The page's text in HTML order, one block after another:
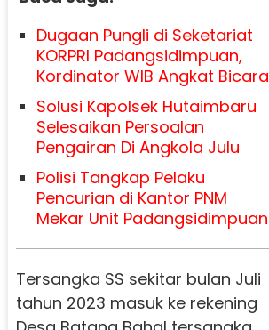
Dugaan Pungli di Seketariat
KORPRI Padangsidimpuan,
Kordinator WIB Angkat Bicara
Solusi Kapolsek Hutaimbaru
Selesaikan Persoalan
Pengairan Di Angkola Julu
Polisi Tangkap Pelaku
Pencurian di Kantor PNM
Mekar Unit Padangsidimpuan
Tersangka SS sekitar bulan Juli
tahun 2023 masuk ke rekening